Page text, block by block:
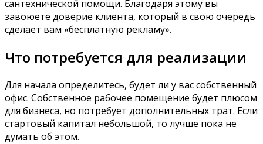
сантехнической помощи. Благодаря этому вы
завоюете доверие клиента, который в свою очередь
сделает вам «бесплатную рекламу».
Что потребуется для реализации
Для начала определитесь, будет ли у вас собственный
офис. Собственное рабочее помещение будет плюсом
для бизнеса, но потребует дополнительных трат. Если
стартовый капитал небольшой, то лучше пока не
думать об этом.